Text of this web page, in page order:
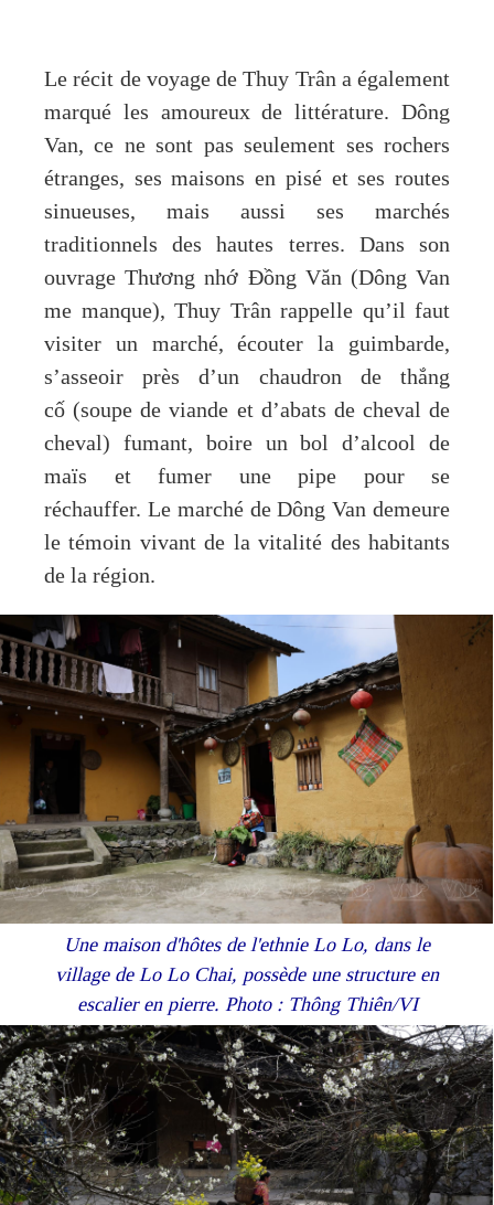
Le récit de voyage de Thuy Trân a également
marqué les amoureux de littérature. Dông
Van, ce ne sont pas seulement ses rochers
étranges, ses maisons en pisé et ses routes
sinueuses, mais aussi ses marchés
traditionnels des hautes terres. Dans son
ouvrage Thương nhớ Đồng Văn (Dông Van
me manque), Thuy Trân rappelle qu’il faut
visiter un marché, écouter la guimbarde,
s’asseoir près d’un chaudron de thắng
cố (soupe de viande et d’abats de cheval de
cheval) fumant, boire un bol d’alcool de
maïs et fumer une pipe pour se
réchauffer. Le marché de Dông Van demeure
le témoin vivant de la vitalité des habitants
de la région.
Une maison d'hôtes de l'ethnie Lo Lo, dans le
village de Lo Lo Chai, possède une structure en
escalier en pierre. Photo : Thông Thiên/VI